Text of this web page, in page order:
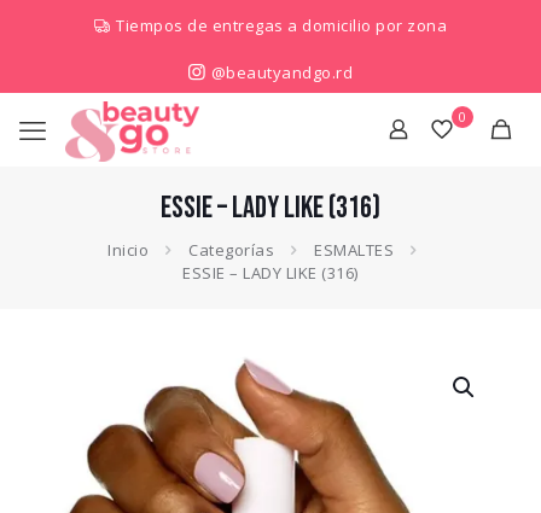
Tiempos de entregas a domicilio por zona
@beautyandgo.rd
0
ESSIE – LADY LIKE (316)
Inicio Categorías
ESMALTES
ESSIE – LADY LIKE (316)